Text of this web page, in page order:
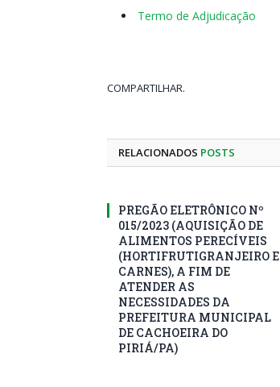
Termo de Adjudicação
COMPARTILHAR.
RELACIONADOS POSTS
PREGÃO ELETRÔNICO Nº
015/2023 (AQUISIÇÃO DE
ALIMENTOS PERECÍVEIS
(HORTIFRUTIGRANJEIRO E
CARNES), A FIM DE
ATENDER AS
NECESSIDADES DA
PREFEITURA MUNICIPAL
DE CACHOEIRA DO
PIRIÁ/PA)